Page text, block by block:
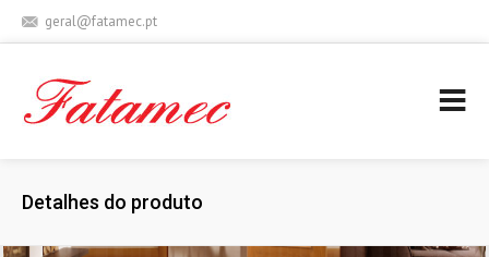
geral@fatamec.pt
Detalhes do produto